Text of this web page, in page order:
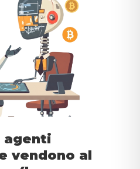
agenti
vendono al